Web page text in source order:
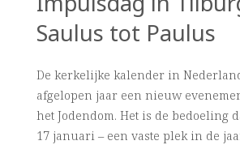
gebed
zijn…”"
u
Saulus tot Paulus
De kerkelijke kalender in
afgelopen jaar een nieuw
het Jodendom. Het is de bedoeling
17 januari – een vaste plek in de